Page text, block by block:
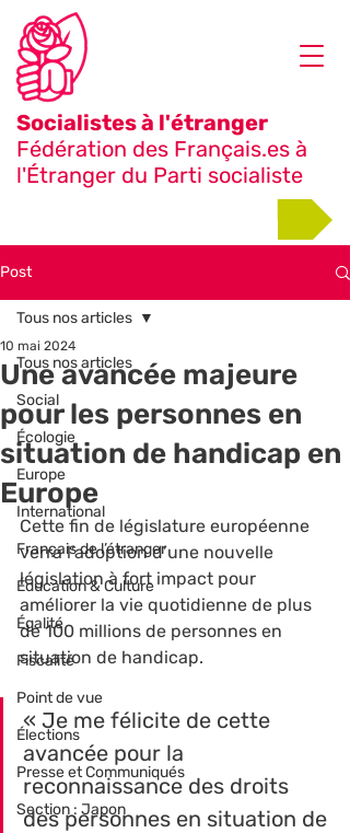
Socialistes à l'étranger
Fédération des Français.es à
l'Étranger du Parti socialiste
Post
Tous nos articles
Social
Écologie
Europe
International
Français de l’étranger
Éducation & Culture
Égalité
Fiscalité
Point de vue
Élections
Presse et Communiqués
Section : Japon
Tous nos articles
Une avancée majeure
pour les personnes en
situation de handicap en
Europe
10 mai 2024
Cette fin de législature européenne
verra l’adoption d’une nouvelle
législation à fort impact pour
améliorer la vie quotidienne de plus
de 100 millions de personnes en
situation de handicap.
« Je me félicite de cette
avancée pour la
reconnaissance des droits
des personnes en situation de